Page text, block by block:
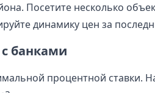
Посетите несколько
динамику цен за
банками
процентной ставки.